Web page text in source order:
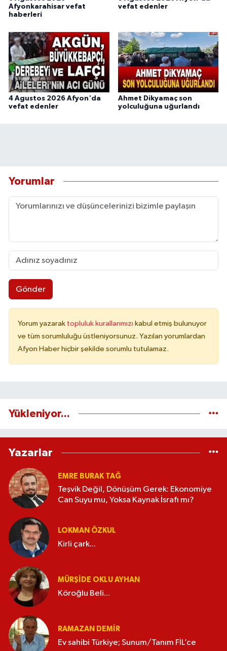
Afyonkarahisar vefat
haberleri
vefat edenler
4 Agustos 2026 Afyon'da
vefat edenler
Ahmet Dikyamaç son
yolculuğuna uğurlandı
Yorumlar
Gönder
Yorum yazarak topluluk kurallarımızı kabul etmiş bulunuyor
ve tüm sorumluluğu üstleniyorsunuz. Yazılan yorumlardan
Afyon Haber hiçbir şekilde sorumlu tutulamaz.
Yükleniyor...
Yazarlar
EMRE BURAK TAĞ
Teşvik Değil, Dönüşüm Gerek: Ekonomiye
Can Suyu mu, Yoksa Kaynak İsrafı mı?
LOKMAN ÖZKUL
Kirli çark...
MÜRŞIDE OKLU AYHAN
Köroğlu Beli...
RAMAZAN DEMİR
Ev sahibi Türkiye; Sunum/Tanım FİL’ce